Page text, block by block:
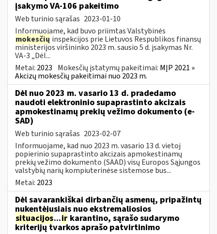
įsakymo VA-106 pakeitimo
Web turinio sąrašas 2023-01-10
Informuojame, kad buvo priimtas Valstybinės
mokesčių inspekcijos prie Lietuvos Respublikos finansų
ministerijos viršininko 2023 m. sausio 5 d. įsakymas Nr.
VA-3 „Dėl...
Metai: 2023 Mokesčių įstatymų pakeitimai: MĮP 2021 »
Akcizų mokesčių pakeitimai nuo 2023 m.
Dėl nuo 2023 m. vasario 13 d. pradedamo
naudoti elektroninio supaprastinto akcizais
apmokestinamų prekių vežimo dokumento (e-
SAD)
Web turinio sąrašas 2023-02-07
Informuojame, kad nuo 2023 m. vasario 13 d. vietoj
popierinio supaprastinto akcizais apmokestinamų
prekių vežimo dokumento (SAAD) visų Europos Sąjungos
valstybių narių kompiuterinėse sistemose bus...
Metai: 2023
Dėl savarankiškai dirbančių asmenų, pripažintų
nukentėjusiais nuo ekstremaliosios
situacijos...ir karantino, sąrašo sudarymo
kriterijų tvarkos aprašo patvirtinimo